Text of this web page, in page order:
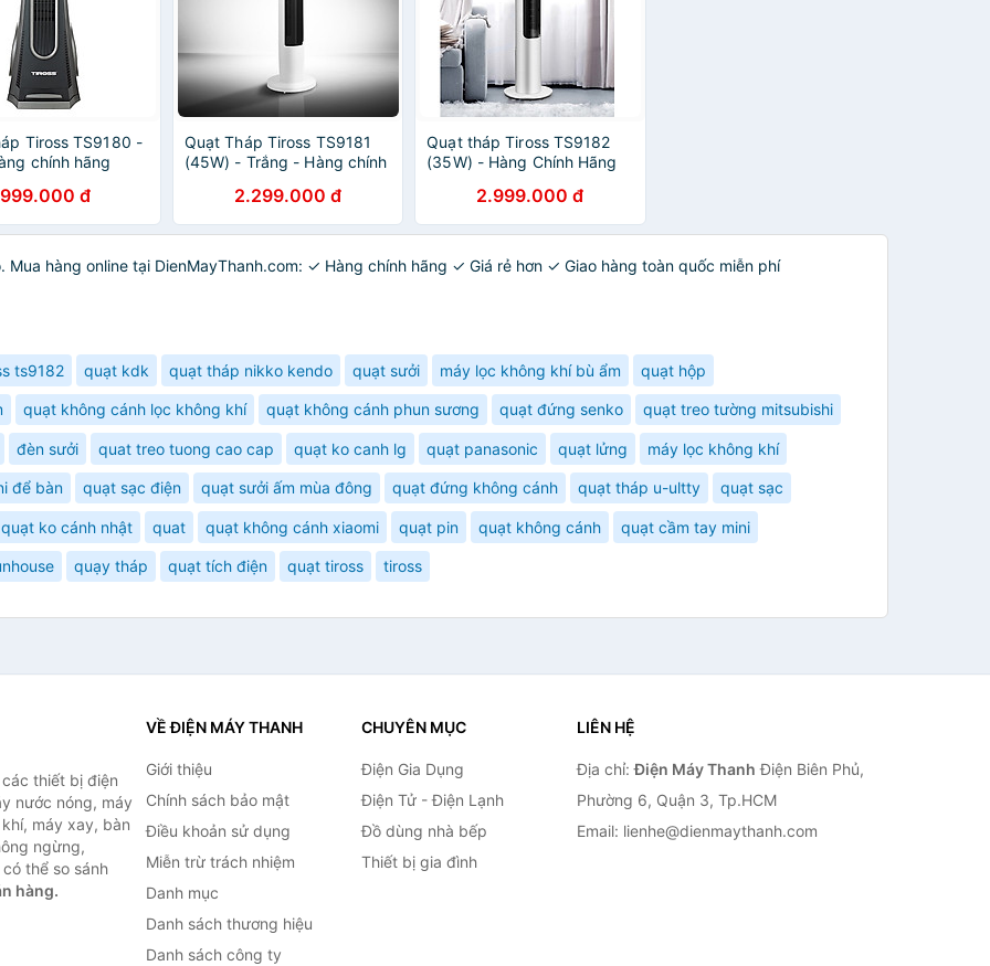
Tiross TS9180 -
chính hãng
999.000 đ
Quạt Tháp Tiross TS9181
(45W) - Trắng - Hàng chính
2.299.000 đ
Quạt tháp Tiross TS9182
(35W) - Hàng Chính Hãng
2.999.000 đ
hàng online tại DienMayThanh.com: ✓ Hàng chính hãng ✓ Giá rẻ hơn ✓ Giao hàng toàn quốc miễn phí
ts9182 quạt kdk quạt tháp nikko kendo quạt sưởi máy lọc không khí bù ẩm quạt hộp
quạt không cánh lọc không khí quạt không cánh phun sương quạt đứng senko quạt treo tường mitsubishi
đèn sưởi quat treo tuong cao cap quạt ko canh lg quạt panasonic quạt lửng máy lọc không khí
để bàn quạt sạc điện quạt sưởi ấm mùa đông quạt đứng không cánh quạt tháp u-ultty quạt sạc
quạt ko cánh nhật quat quạt không cánh xiaomi quạt pin quạt không cánh quạt cầm tay mini
quạy tháp quạt tích điện quạt tiross tiross
thiết bị điện
nước nóng, máy
máy xay, bàn
ngừng,
thể so sánh
hàng.
VỀ ĐIỆN MÁY THANH
Giới thiệu
Chính sách bảo mật
Điều khoản sử dụng
Miễn trừ trách nhiệm
Danh mục
Danh sách thương hiệu
Danh sách công ty
CHUYÊN MỤC
Điện Gia Dụng
Điện Tử - Điện Lạnh
Đồ dùng nhà bếp
Thiết bị gia đình
LIÊN HỆ
Địa chỉ:Điện Máy Thanh Điện Biên Phủ,
Phường 6, Quận 3, Tp.HCM
Email: lienhe@dienmaythanh.com